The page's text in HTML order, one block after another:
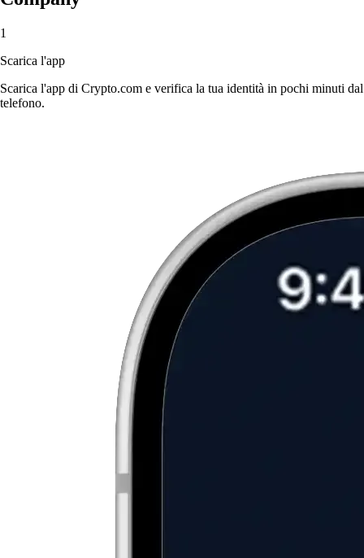
1
Scarica l'app
Scarica l'app di Crypto.com e verifica la tua identità in pochi minuti dal
telefono.